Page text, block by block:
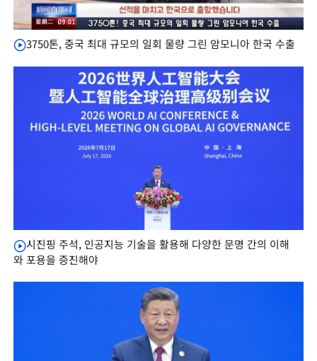
3750톤, 중국 최대 규모의 일회 물량 그린 암모니아 한국 수출
시진핑 주석, 인공지능 기술을 활용해 다양한 문명 간의 이해
와 포용을 증진해야